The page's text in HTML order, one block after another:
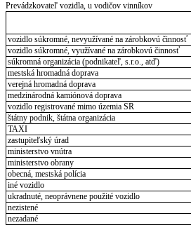
Prevádzkovateľ vozidla, u vodičov vinníkov
vozidlo súkromné, nevyužívané na zárobkovú činnosť
vozidlo súkromné, využívané na zárobkovú činnosť
súkromná organizácia (podnikateľ, s.r.o., atď)
mestská hromadná doprava
verejná hromadná doprava
medzinárodná kamiónová doprava
vozidlo registrované mimo územia SR
štátny podnik, štátna organizácia
TAXI
zastupiteľský úrad
ministerstvo vnútra
ministerstvo obrany
obecná, mestská polícia
iné vozidlo
ukradnuté, neoprávnene použité vozidlo
nezistené
nezadané